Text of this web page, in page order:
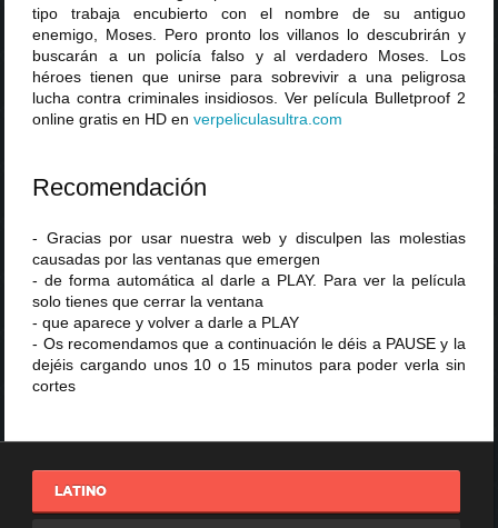
tipo trabaja encubierto con el nombre de su antiguo
enemigo, Moses. Pero pronto los villanos lo descubrirán y
buscarán a un policía falso y al verdadero Moses. Los
héroes tienen que unirse para sobrevivir a una peligrosa
lucha contra criminales insidiosos. Ver película Bulletproof 2
online gratis en HD enverpeliculasultra .com
Recomendación
- Gracias por usar nuestra web y disculpen las molestias
causadas por las ventanas que emergen
- de forma automática al darle a PLAY. Para ver la película
solo tienes que cerrar la ventana
- que aparece y volver a darle a PLAY
- Os recomendamos que a continuación le déis a PAUSE y la
dejéis cargando unos 10 o 15 minutos para poder verla sin
cortes
LATINO